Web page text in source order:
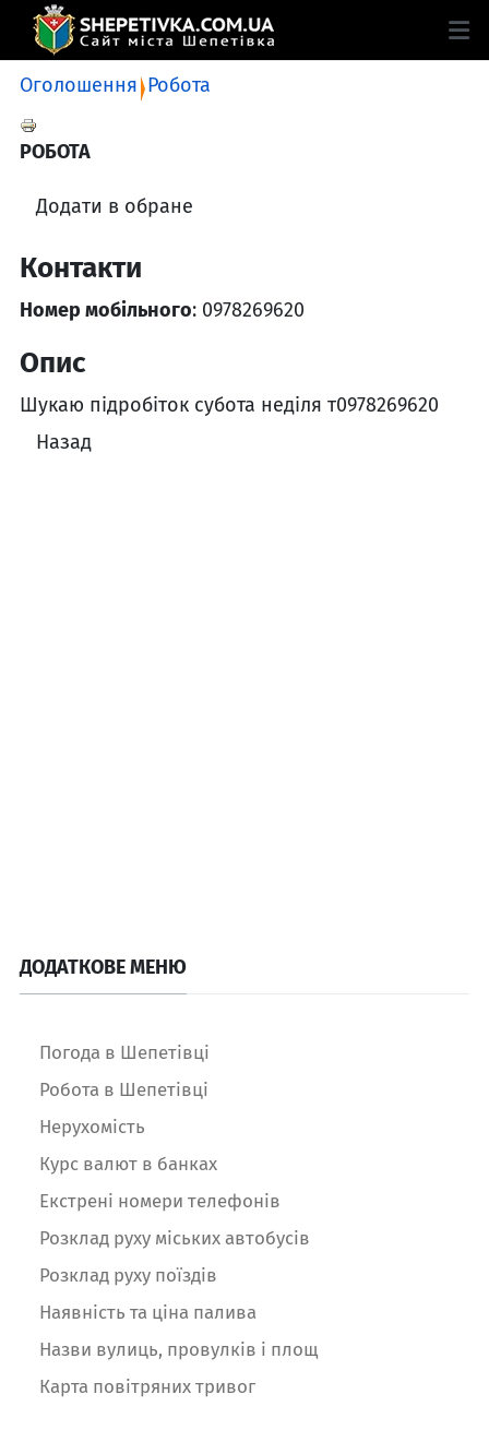
Оголошення Робота
РОБОТА
Додати в обране
Контакти
Номер мобільного: 0978269620
Опис
Шукаю підробіток субота неділя т0978269620
Назад
ДОДАТКОВЕ МЕНЮ
Погода в Шепетівці
Робота в Шепетівці
Нерухомість
Курс валют в банках
Екстрені номери телефонів
Розклад руху міських автобусів
Розклад руху поїздів
Наявність та ціна палива
Назви вулиць, провулків і площ
Карта повітряних тривог